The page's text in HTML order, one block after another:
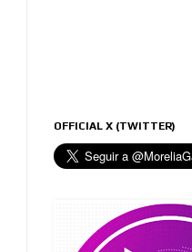
OFFICIAL X (TWITTER)